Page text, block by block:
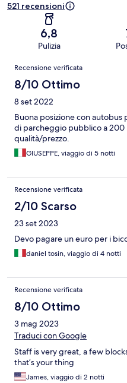
521 recensioni
6,8
Pulizia
Recensioni
Recensione verificata
8/10 Ottimo
8 set 2022
Buona posizione con
di parcheggio pubblico a
qualità/prezzo.
GIUSEPPE, viaggio di 5 notti
Recensione verificata
2/10 Scarso
23 set 2023
Devo pagare un euro per i
daniel tosin, viaggio di 4 notti
Recensione verificata
8/10 Ottimo
3 mag 2023
Traduci con Google
Staff is very great, a few
that’s your thing
James, viaggio di 2 notti